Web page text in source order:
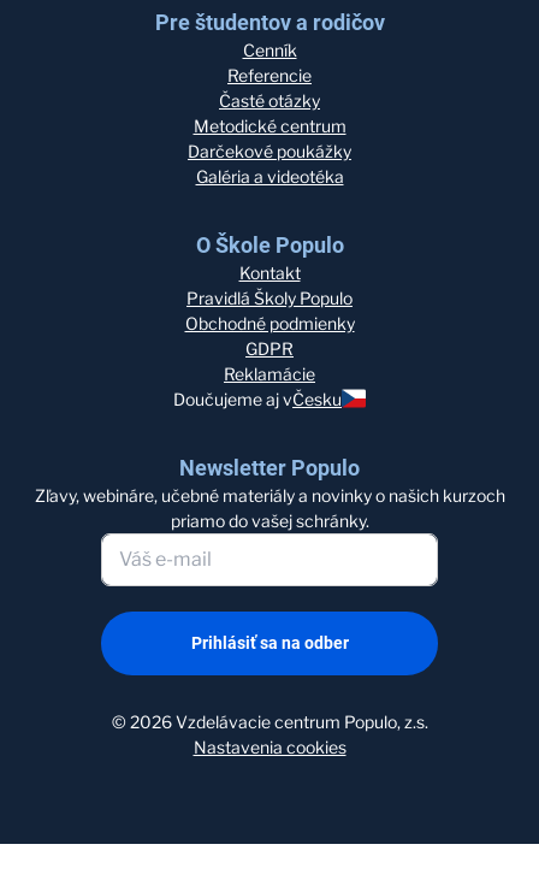
Pre študentov a rodičov
Cenník
Referencie
Časté otázky
Metodické centrum
Darčekové poukážky
Galéria a videotéka
O Škole Populo
Kontakt
Pravidlá Školy Populo
Obchodné podmienky
GDPR
Reklamácie
Doučujeme aj vČesku
Newsletter Populo
Zľavy, webináre, učebné materiály a novinky o našich kurzoch
priamo do vašej schránky.
Prihlásiť sa na odber
©2026 Vzdelávacie centrum Populo, z.s.
Nastavenia cookies